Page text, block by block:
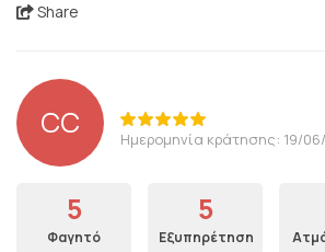
Share
CC Ημερομηνία κράτησης: 19/
5
Φαγητό
5
Εξυπηρέτηση